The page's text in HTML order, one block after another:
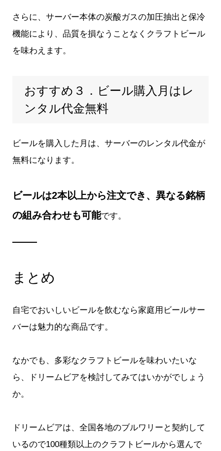
さらに、サーバー本体の炭酸ガスの加圧抽出と保冷
機能により、品質を損なうことなくクラフトビール
を味わえます。
おすすめ３．ビール購入月はレ
ンタル代金無料
ビールを購入した月は、サーバーのレンタル代金が
無料になります。
ビールは2本以上から注文でき、異なる銘柄
の組み合わせも可能です。
まとめ
自宅でおいしいビールを飲むなら家庭用ビールサー
バーは魅力的な商品です。
なかでも、多彩なクラフトビールを味わいたいな
ら、ドリームビアを検討してみてはいかがでしょう
か。
ドリームビアは、全国各地のブルワリーと契約して
いるので100種類以上のクラフトビールから選んで